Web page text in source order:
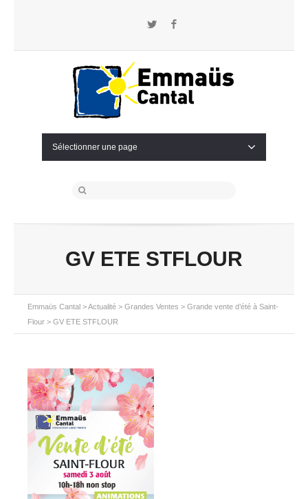
Twitter
Sélectionner une page
GV ETE STFLOUR
Emmaüs Cantal >Actualité > Grandes Ventes > Grande vente d’été à Saint-
Flour > GV ETE STFLOUR